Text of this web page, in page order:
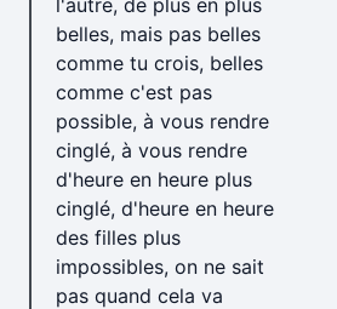
belles, mais pas belles
comme tu crois, belles
comme c'est pas
possible, à vous rendre
cinglé, à vous rendre
d'heure en heure plus
cinglé, d'heure en heure
des filles plus
impossibles, on ne sait
pas quand cela va